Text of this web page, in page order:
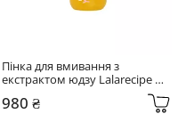
Пінка для вмивання з
екстрактом юдзу Lalarecipe
200 мл Yuzu Self Foaming 3in1
Cleanser
980 ₴